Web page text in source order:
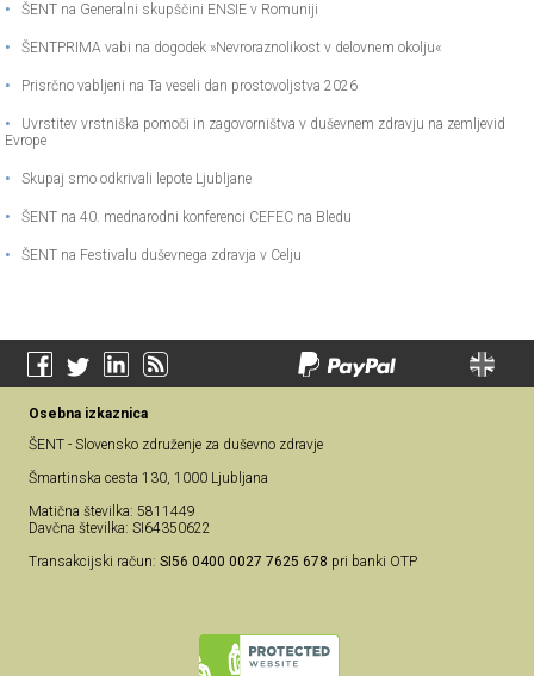
• ŠENT na Generalni skupščini ENSIE v Romuniji
• ŠENTPRIMA vabi na dogodek »Nevroraznolikost v delovnem okolju«
• Prisrčno vabljeni na Ta veseli dan prostovoljstva 2026
•
Uvrstitev vrstniška pomoči in zagovorništva v duševnem zdravju na zemljevid
Evrope
• Skupaj smo odkrivali lepote Ljubljane
• ŠENT na 40. mednarodni konferenci CEFEC na Bledu
• ŠENT na Festivalu duševnega zdravja v Celju
Osebna izkaznica
ŠENT - Slovensko združenje za duševno zdravje
Šmartinska cesta 130, 1000 Ljubljana
Matična številka: 5811449
Davčna številka: SI64350622
Transakcijski račun: SI56 0400 0027 7625 678 pri banki OTP